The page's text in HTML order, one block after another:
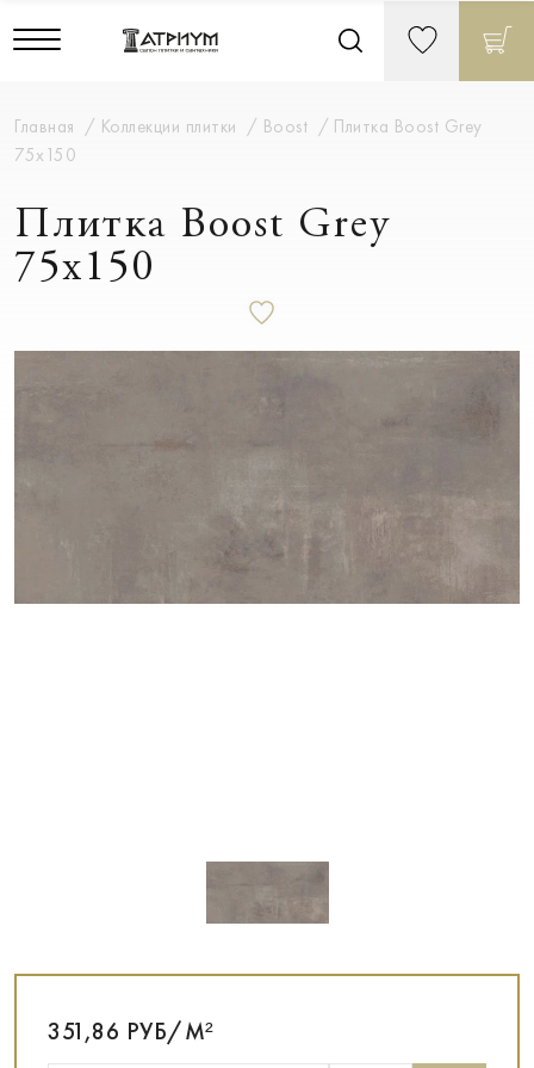
Главная Коллекции плитки Boost
Плитка Boost Grey
75x150
Плитка Boost Grey
75x150
351,86 РУБ/М²